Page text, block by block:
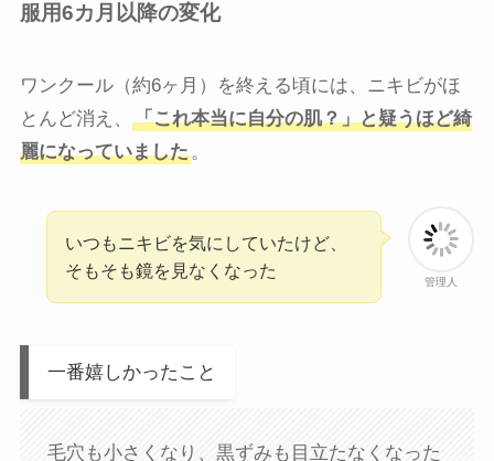
服用6カ月以降の変化
ワンクール（約6ヶ月）を終える頃には、ニキビがほ
とんど消え、
「これ本当に自分の肌？」と疑うほど綺
麗になっていました。
管理人
いつもニキビを気にしていたけど、
そもそも鏡を見なくなった
一番嬉しかったこと
毛穴も小さくなり、黒ずみも目立たなくなった